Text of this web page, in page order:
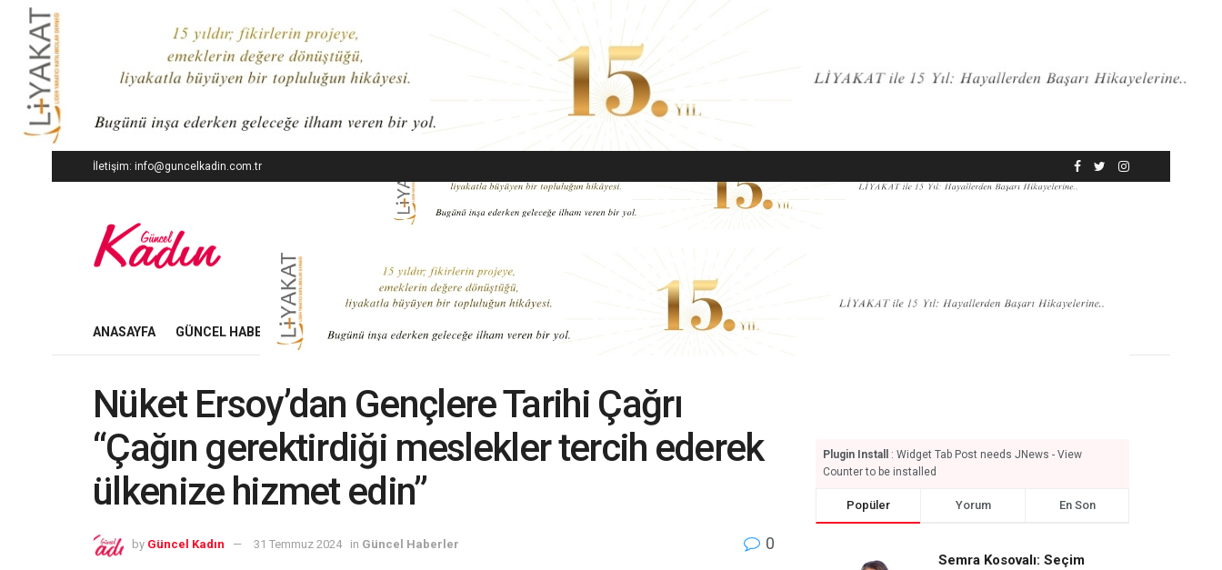
İletişim: info@guncelkadin.com.tr
ANASAYFA GÜNCEL HABERLER İŞ DÜNYASI EKONOMI MODA GÜZELLIK YAŞAM SANAT
Nüket Ersoy’dan Gençlere Tarihi Çağrı
“Çağın gerektirdiği meslekler tercih ederek
ülkenize hizmet edin”
by Güncel Kadın 31 Temmuz 2024 in Güncel Haberler 0
Plugin Install
: Widget Tab Post needs JNews - View
Counter to be installed
Popüler Yorum En Son
Semra Kosovalı: Seçim